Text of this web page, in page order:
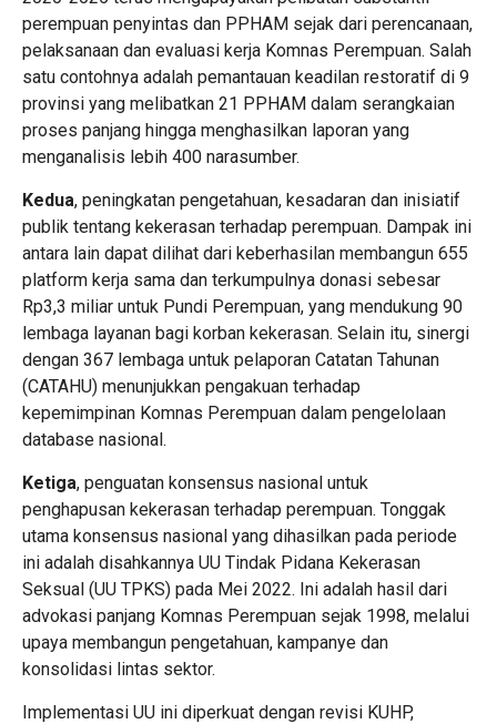
perempuan penyintas dan PPHAM sejak dari perencanaan,
pelaksanaan dan evaluasi kerja Komnas Perempuan. Salah
satu contohnya adalah pemantauan keadilan restoratif di 9
provinsi yang melibatkan 21 PPHAM dalam serangkaian
proses panjang hingga menghasilkan laporan yang
menganalisis lebih 400 narasumber.
Kedua, peningkatan pengetahuan, kesadaran dan inisiatif
publik tentang kekerasan terhadap perempuan. Dampak ini
antara lain dapat dilihat dari keberhasilan membangun 655
platform kerja sama dan terkumpulnya donasi sebesar
Rp3,3 miliar untuk Pundi Perempuan, yang mendukung 90
lembaga layanan bagi korban kekerasan. Selain itu, sinergi
dengan 367 lembaga untuk pelaporan Catatan Tahunan
(CATAHU) menunjukkan pengakuan terhadap
kepemimpinan Komnas Perempuan dalam pengelolaan
database nasional.
Ketiga, penguatan konsensus nasional untuk
penghapusan kekerasan terhadap perempuan. Tonggak
utama konsensus nasional yang dihasilkan pada periode
ini adalah disahkannya UU Tindak Pidana Kekerasan
Seksual (UU TPKS) pada Mei 2022. Ini adalah hasil dari
advokasi panjang Komnas Perempuan sejak 1998, melalui
upaya membangun pengetahuan, kampanye dan
konsolidasi lintas sektor.
‎Implementasi UU ini diperkuat dengan revisi KUHP,